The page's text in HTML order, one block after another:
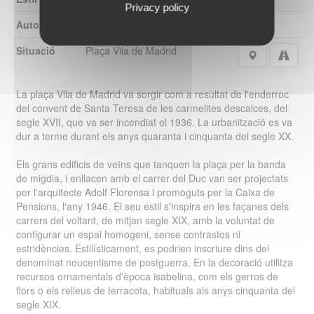
Autor
Situació
Plaça Vila de Madrid
La plaça Vila de Madrid va sorgir com a resultat de l'enderroc
del convent de Santa Teresa de les carmelites descalces, del
segle XVII, que va ser incendiat el 1936. La urbanització es va
dur a terme durant els anys quaranta i cinquanta del segle XX.
Els grans edificis de veïns que tanquen la plaça per la banda
de migdia, i enllacen amb el carrer del Duc van ser projectats
per l'arquitecte Adolf Florensa i promoguts per la Caixa de
Pensions, l'any 1946. El seu estil s'inspira en les façanes dels
carrers del voltant, de mitjan segle XIX, amb la voluntat de
configurar un espai homogeni, sense contrastos ni
estridències. Estilísticament, es podrien inscriure dins del
denominat noucentisme de postguerra. En la decoració utilitza
recursos ornamentals d'època isabelina, com els gerros de
flors o els relleus de terracota, habituals als anys cinquanta del
segle XIX.
Privacy policy